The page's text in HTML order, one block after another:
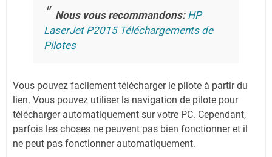
Nous vous recommandons: HP
LaserJet P2015 Téléchargements de
Pilotes
Vous pouvez facilement télécharger le pilote à partir du
lien. Vous pouvez utiliser la navigation de pilote pour
télécharger automatiquement sur votre PC. Cependant,
parfois les choses ne peuvent pas bien fonctionner et il
ne peut pas fonctionner automatiquement.